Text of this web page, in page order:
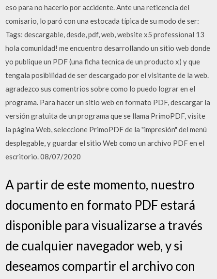
eso para no hacerlo por accidente. Ante una reticencia del
comisario, lo paró con una estocada típica de su modo de ser:
Tags: descargable, desde, pdf, web, website x5 professional 13
hola comunidad! me encuentro desarrollando un sitio web donde
yo publique un PDF (una ficha tecnica de un producto x) y que
tengala posibilidad de ser descargado por el visitante de la web.
agradezco sus comentrios sobre como lo puedo lograr en el
programa. Para hacer un sitio web en formato PDF, descargar la
versión gratuita de un programa que se llama PrimoPDF, visite
la página Web, seleccione PrimoPDF de la "impresión" del menú
desplegable, y guardar el sitio Web como un archivo PDF en el
escritorio. 08/07/2020
A partir de este momento, nuestro
documento en formato PDF estará
disponible para visualizarse a través
de cualquier navegador web, y si
deseamos compartir el archivo con